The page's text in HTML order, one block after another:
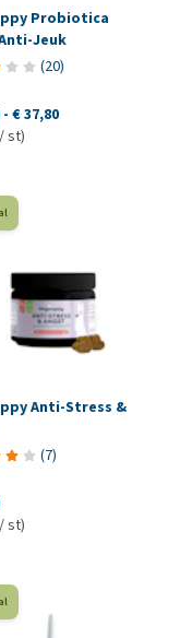
Probiotica
Jeuk
(20)
- € 37,80
st)
Anti-Stress &
(7)
st)